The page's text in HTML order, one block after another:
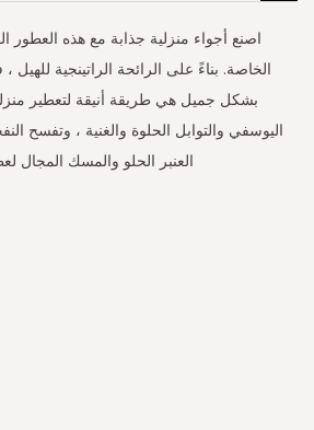
اصنع أجواء منزلية جذابة مع هذه العطور
الخاصة. بناءً على الرائحة الراتينجية للهيل
بشكل جميل هي طريقة أنيقة لتعطير
اليوسفي والتوابل الحلوة والغنية ، وتفسح
العنبر الحلو والمسك المجال